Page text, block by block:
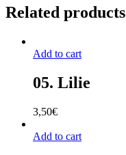
Related products
Add to cart
05. Lilie
3,50€
Add to cart